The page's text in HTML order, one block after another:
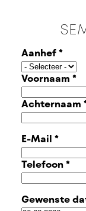
Aanhef *
Voornaam *
Achternaam
E-Mail *
Telefoon *
Gewenste